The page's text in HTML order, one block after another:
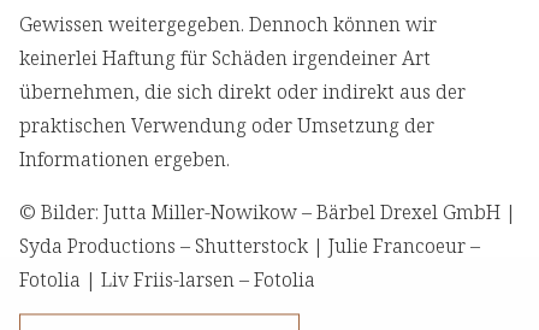
Gewissen weitergegeben. Dennoch können wir
keinerlei Haftung für Schäden irgendeiner Art
übernehmen, die sich direkt oder indirekt aus der
praktischen Verwendung oder Umsetzung der
Informationen ergeben.
© Bilder: Jutta Miller-Nowikow – Bärbel Drexel GmbH |
Syda Productions – Shutterstock | Julie Francoeur –
Fotolia | Liv Friis-larsen – Fotolia